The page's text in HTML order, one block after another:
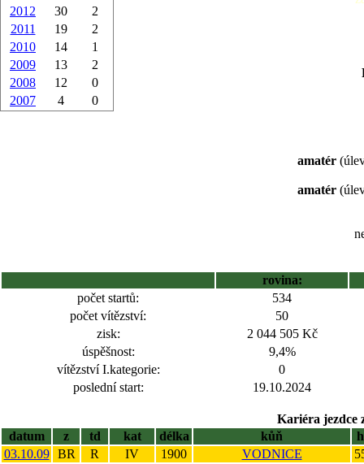
2012
30
2
2011
19
2
2010
14
1
2009
13
2
2008
12
0
2007
4 0
amatér
amatér
rovina:
počet startů:
534
počet vítězství:
50
zisk:
2 044 505 Kč
úspěšnost:
9,4%
vítězství I.kategorie:
0
poslední start:
19.10.2024
Kariéra jezdce
datum
z td kat délka kůň
03.10.09
BR R IV 1900 VODNICE